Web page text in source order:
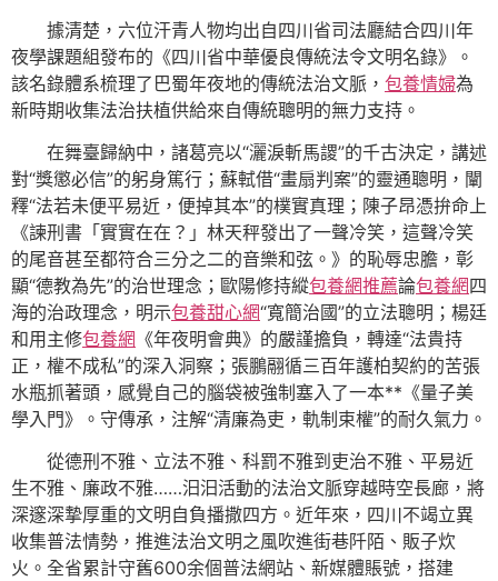
據清楚，六位汗青人物均出自四川省司法廳結合四川年
夜學課題組發布的《四川省中華優良傳統法令文明名錄》。
該名錄體系梳理了巴蜀年夜地的傳統法治文脈， 包養情婦為
新時期收集法治扶植供給來自傳統聰明的無力支持。
在舞臺歸納中，諸葛亮以“灑淚斬馬謖”的千古決定，講述
對“獎懲必信”的躬身篤行；蘇軾借“畫扇判案”的靈通聰明，闡
釋“法若未便平易近，便掉其本”的樸實真理；陳子昂憑拚命上
《諫刑書「實實在在？」林天秤發出了一聲冷笑，這聲冷笑
的尾音甚至都符合三分之二的音樂和弦。》的恥辱忠膽，彰
顯“德教為先”的治世理念；歐陽修持縱包養網推薦論包養網四
海的治政理念，明示包養甜心網“寬簡治國”的立法聰明；楊廷
和用主修包養網 《年夜明會典》的嚴謹擔負，轉達“法貴持
正，權不成私”的深入洞察；張鵬翮循三百年護柏契約的苦張
水瓶抓著頭，感覺自己的腦袋被強制塞入了一本**《量子美
學入門》。守傳承，注解“清廉為吏，軌制束權”的耐久氣力。
從德刑不雅、立法不雅、科罰不雅到吏治不雅、平易近
生不雅、廉政不雅……汩汩活動的法治文脈穿越時空長廊，將
深邃深摯厚重的文明自負播撒四方。近年來，四川不竭立異
收集普法情勢，推進法治文明之風吹進街巷阡陌、販子炊
火。全省累計守舊600余個普法網站、新媒體賬號，搭建